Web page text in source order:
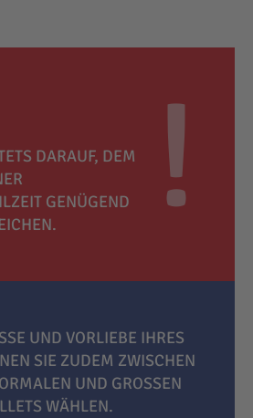
DARAUF, DEM
GENÜGEND
UND VORLIEBE IHRES
SIE ZUDEM ZWISCHEN
UND GROSSEN P
WÄHLEN.